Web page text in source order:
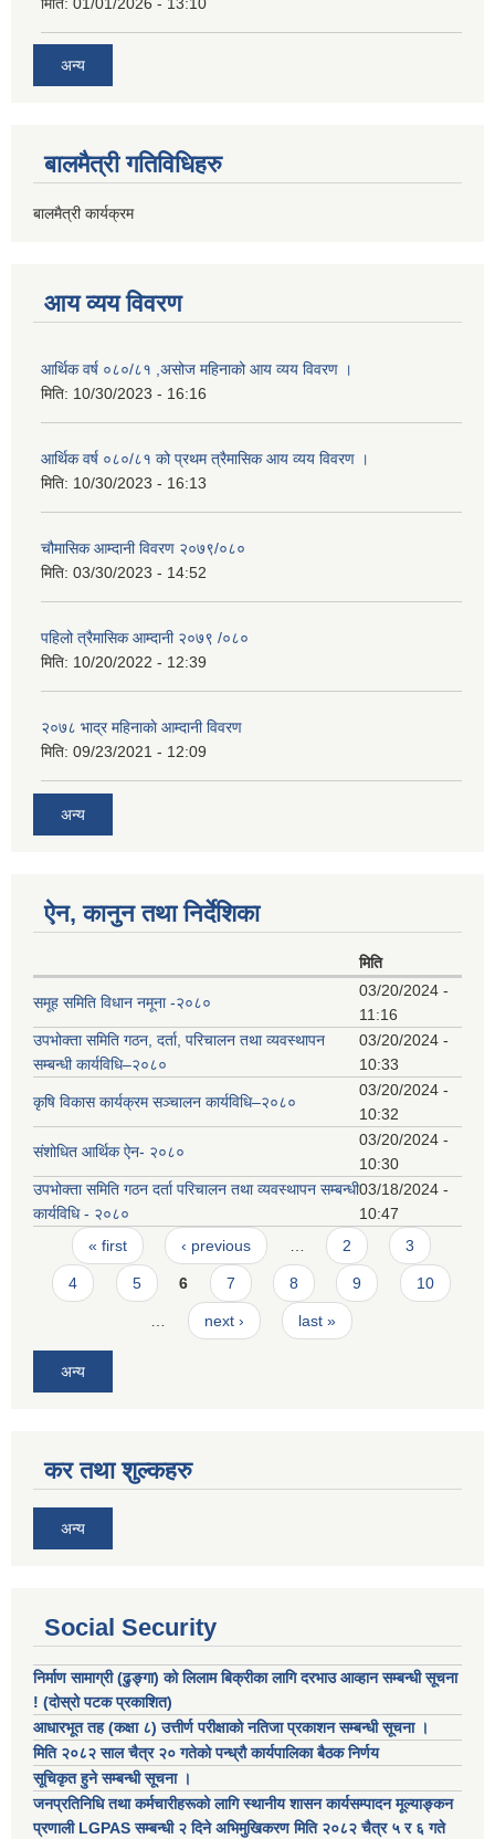
अन्य
बालमैत्री गतिविधिहरु
बालमैत्री कार्यक्रम
आय व्यय विवरण
आर्थिक वर्ष ०८०/८१ ,असोज महिनाको आय व्यय विवरण ।
मिति: 10/30/2023 - 16:16
आर्थिक वर्ष ०८०/८१ को प्रथम त्रैमासिक आय व्यय विवरण ।
मिति: 10/30/2023 - 16:13
चौमासिक आम्दानी विवरण २०७९/०८०
मिति: 03/30/2023 - 14:52
पहिलो त्रैमासिक आम्दानी २०७९ /०८०
मिति: 10/20/2022 - 12:39
२०७८ भाद्र महिनाकाे आम्दानी विवरण
मिति: 09/23/2021 - 12:09
अन्य
ऐन, कानुन तथा निर्देशिका
मिति
समूह समिति विधान नमूना -२०८०
03/20/2024 -
11:16
उपभोक्ता समिति गठन, दर्ता, परिचालन तथा व्यवस्थापन
सम्बन्धी कार्यविधि–२०८०
03/20/2024 -
10:33
कृषि विकास कार्यक्रम सञ्चालन कार्यविधि–२०८०
03/20/2024 -
10:32
संशोधित आर्थिक ऐन- २०८०
03/20/2024 -
10:30
उपभोक्ता समिति गठन दर्ता परिचालन तथा व्यवस्थापन सम्बन्धी
कार्यविधि - २०८०
03/18/2024 -
10:47
Pages
« first ‹ previous 2 3
4 5 6 7 8 9 10
next › last »
अन्य
कर तथा शुल्कहरु
अन्य
Social Security
निर्माण सामाग्री (ढुङ्गा) को लिलाम बिक्रीका लागि दरभाउ आव्हान सम्बन्धी सूचना
! (दोस्रो पटक प्रकाशित)
आधारभूत तह (कक्षा ८) उत्तीर्ण परीक्षाको नतिजा प्रकाशन सम्बन्धी सूचना ।
मिति २०८२ साल चैत्र २० गतेको पन्ध्रौ कार्यपालिका बैठक निर्णय
सूचिकृत हुने सम्बन्धी सूचना ।
जनप्रतिनिधि तथा कर्मचारीहरूको लागि स्थानीय शासन कार्यसम्पादन मूल्याङ्कन
प्रणाली LGPAS सम्बन्धी २ दिने अभिमुखिकरण मिति २०८२ चैत्र ५ र ६ गते